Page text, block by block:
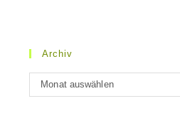
Archiv
Archiv
Monat auswählen